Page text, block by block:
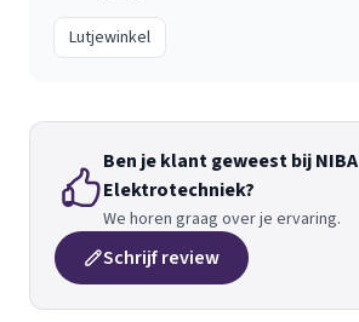
Lutjewinkel
Ben je klant geweest bij NIBA
Elektrotechniek?
We horen graag over je ervaring.
Schrijf review